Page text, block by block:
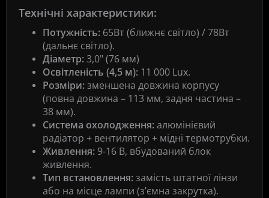
Технічні характеристики:
Потужність: 65Вт (ближнє світло) / 78Вт
(дальнє світло).
Діаметр:3,0" (76 мм)
Освітленість (4,5 м): 11 000 Lux.
Розміри:зменшена довжина корпусу
(повна довжина – 113 мм, задня частина –
38 мм).
Система охолодження:алюмінієвий
радіатор + вентилятор + мідні термотрубки.
Живлення: 9-16 В, вбудований блок
живлення.
Тип встановлення:замість штатної лінзи
або на місце лампи (з’ємна закрутка).